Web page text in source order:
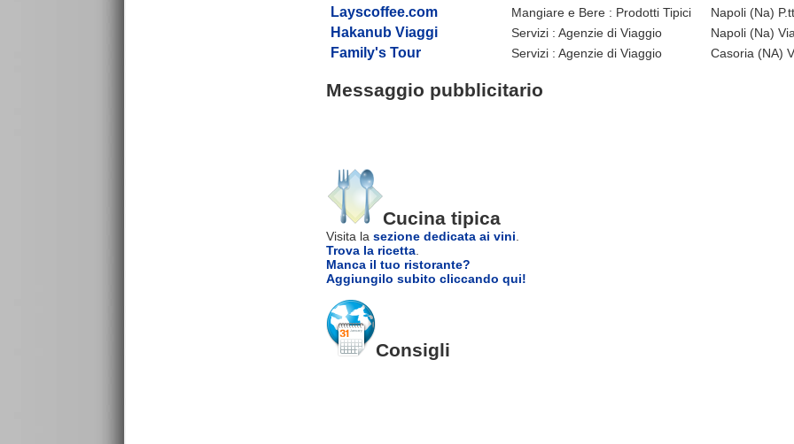
Layscoffee.com Mangiare e Bere : Prodotti Tipici Napoli (Na)
Hakanub Viaggi Servizi : Agenzie di Viaggio Napoli (Na)
Family's Tour Servizi : Agenzie di Viaggio Casoria (NA)
Messaggio pubblicitario
Cucina tipica
Visita la sezione dedicata ai vini
Trova la ricetta
Manca il tuo ristorante?
Aggiungilo subito cliccando qui!
Consigli